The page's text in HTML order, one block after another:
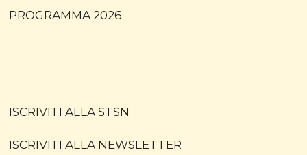
PROGRAMMA 2026
ISCRIVITI ALLA STSN
ISCRIVITI ALLA NEWSLETTER